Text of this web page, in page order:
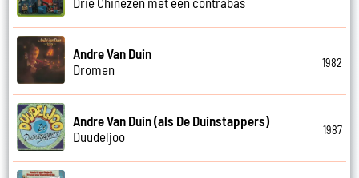
Andre Van Duin
Dromen
1982
Andre Van Duin (als De Duinstappers)
Duudeljoo
1987